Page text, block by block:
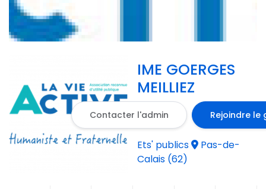
IME GOERGES
MEILLIEZ
Contacter l'admin Rejoindre le
Ets' publics
Pas-de-
Calais (62)